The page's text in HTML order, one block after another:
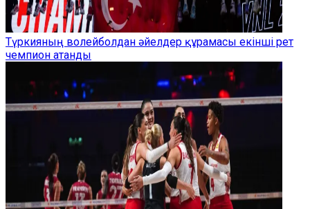
Түркияның волейболдан әйелдер құрамасы екінші рет
чемпион атанды